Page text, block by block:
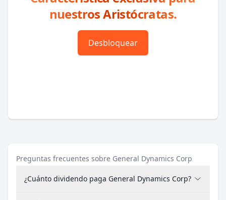
nuestros Aristócratas.
Desbloquear
Preguntas frecuentes sobre General Dynamics Corp
¿Cuánto dividendo paga General Dynamics Corp?